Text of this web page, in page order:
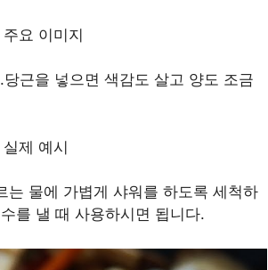
근을 넣으면 색감도 살고 양도 조금
는 물에 가볍게 샤워를 하도록 세척하
를 낼 때 사용하시면 됩니다.